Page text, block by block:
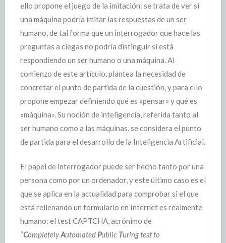
ello propone el juego de la imitación: se trata de ver si
una máquina podría imitar las respuestas de un ser
humano, de tal forma que un interrogador que hace las
preguntas a ciegas no podría distinguir si está
respondiendo un ser humano o una máquina. Al
comienzo de este artículo, plantea la necesidad de
concretar el punto de partida de la cuestión, y para ello
propone empezar definiendo qué es «pensar» y qué es
«máquina». Su noción de inteligencia, referida tanto al
ser humano como a las máquinas, se considera el punto
de partida para el desarrollo de la Inteligencia Artificial.
El papel de interrogador puede ser hecho tanto por una
persona como por un ordenador, y este último caso es el
que se aplica en la actualidad para comprobar si el que
está rellenando un formulario en Internet es realmente
humano: el test CAPTCHA, acrónimo de
“CompletelyAutomated Public Turing test to